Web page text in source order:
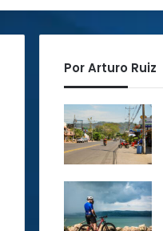
Por Arturo Ruiz